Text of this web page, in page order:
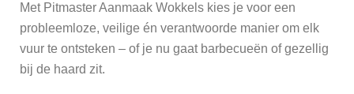
Met Pitmaster Aanmaak Wokkels kies je voor een
probleemloze, veilige én verantwoorde manier om elk
vuur te ontsteken – of je nu gaat barbecueën of gezellig
bij de haard zit.